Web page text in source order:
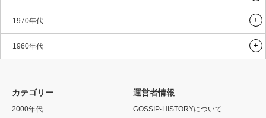
1970年代
1960年代
カテゴリー
2000年代
運営者情報
GOSSIP-HISTORYについて